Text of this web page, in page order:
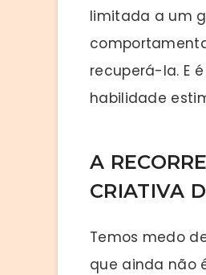
limitada a um
recuperá-la. E
habilidade
A
CRIATIVA
Temos medo
que ainda não